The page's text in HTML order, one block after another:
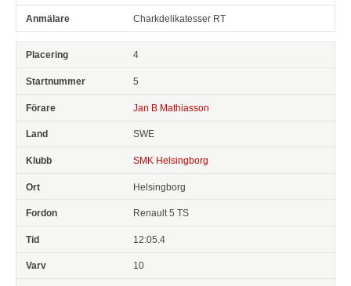
Charkdelikatesser RT
4
5
Jan B Mathiasson
SWE
SMK Helsingborg
Helsingborg
Renault 5 TS
12:05.4
10